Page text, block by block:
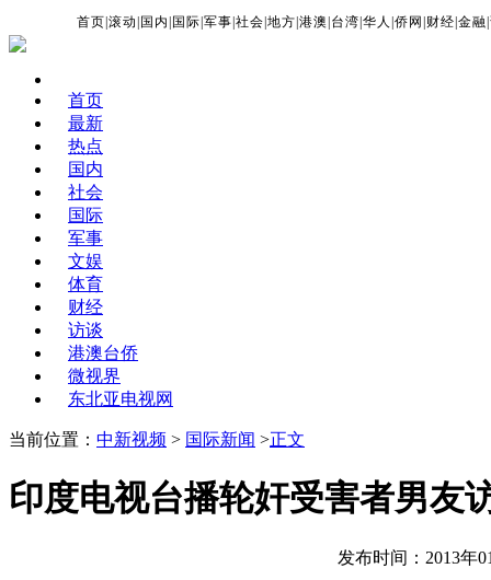
首页 |滚动 国内 国际 |军事 |社会 |地方 |港澳 台湾 |华人 |侨网 财经 |金融 |
首页
最新
热点
国内
社会
国际
军事
文娱
体育
财经
访谈
港澳台侨
微视界
东北亚电视网
当前位置： 中新视频 > 国际新闻 >正文
印度电视台播轮奸受害者男友
发布时间：2013年